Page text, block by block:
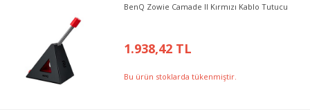
BenQ Zowie Camade II Kırmızı Kablo Tutucu
1.938,42 TL
Bu ürün stoklarda tükenmiştir.